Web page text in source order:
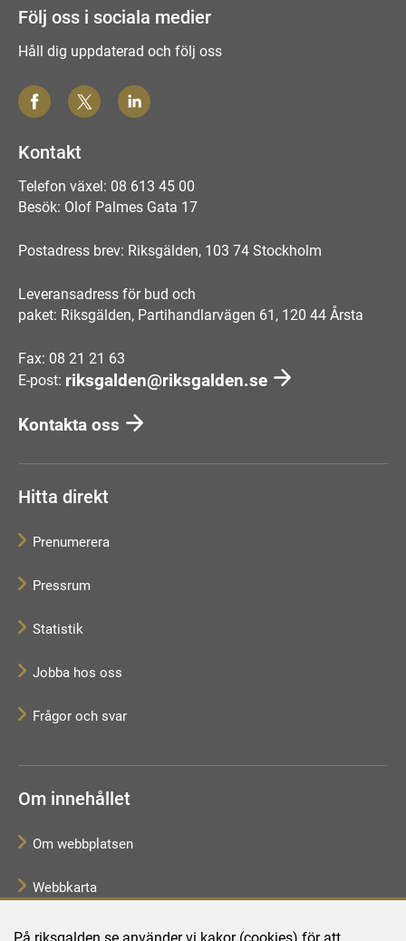
Följ oss i sociala medier
Håll dig uppdaterad och följ oss
Kontakt
Telefon växel: 08 613 45 00
Besök: Olof Palmes Gata 17
Postadress brev: Riksgälden, 103 74 Stockholm
Leveransadress för bud och
paket: Riksgälden, Partihandlarvägen 61, 120 44 Årsta
Fax: 08 21 21 63
E-post: riksgalden@riksgalden.se
Kontakta oss
Hitta direkt
Prenumerera
Pressrum
Statistik
Jobba hos oss
Frågor och svar
Om innehållet
Om webbplatsen
Webbkarta
Tillgänglighetsredogörelse